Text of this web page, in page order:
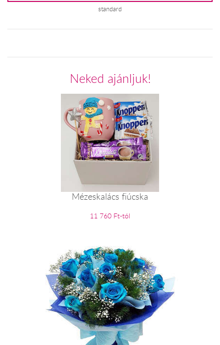
standard
Neked ajánljuk!
Mézeskalács fiúcska
11 760 Ft-tól